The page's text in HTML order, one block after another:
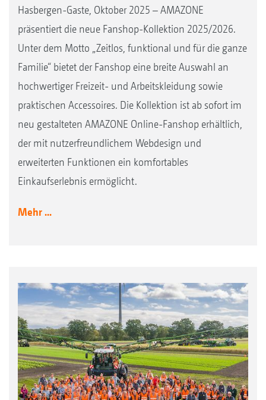
Hasbergen-Gaste, Oktober 2025 – AMAZONE
präsentiert die neue Fanshop-Kollektion 2025/2026.
Unter dem Motto „Zeitlos, funktional und für die ganze
Familie“ bietet der Fanshop eine breite Auswahl an
hochwertiger Freizeit- und Arbeitskleidung sowie
praktischen Accessoires. Die Kollektion ist ab sofort im
neu gestalteten AMAZONE Online-Fanshop erhältlich,
der mit nutzerfreundlichem Webdesign und
erweiterten Funktionen ein komfortables
Einkaufserlebnis ermöglicht.
Mehr ...